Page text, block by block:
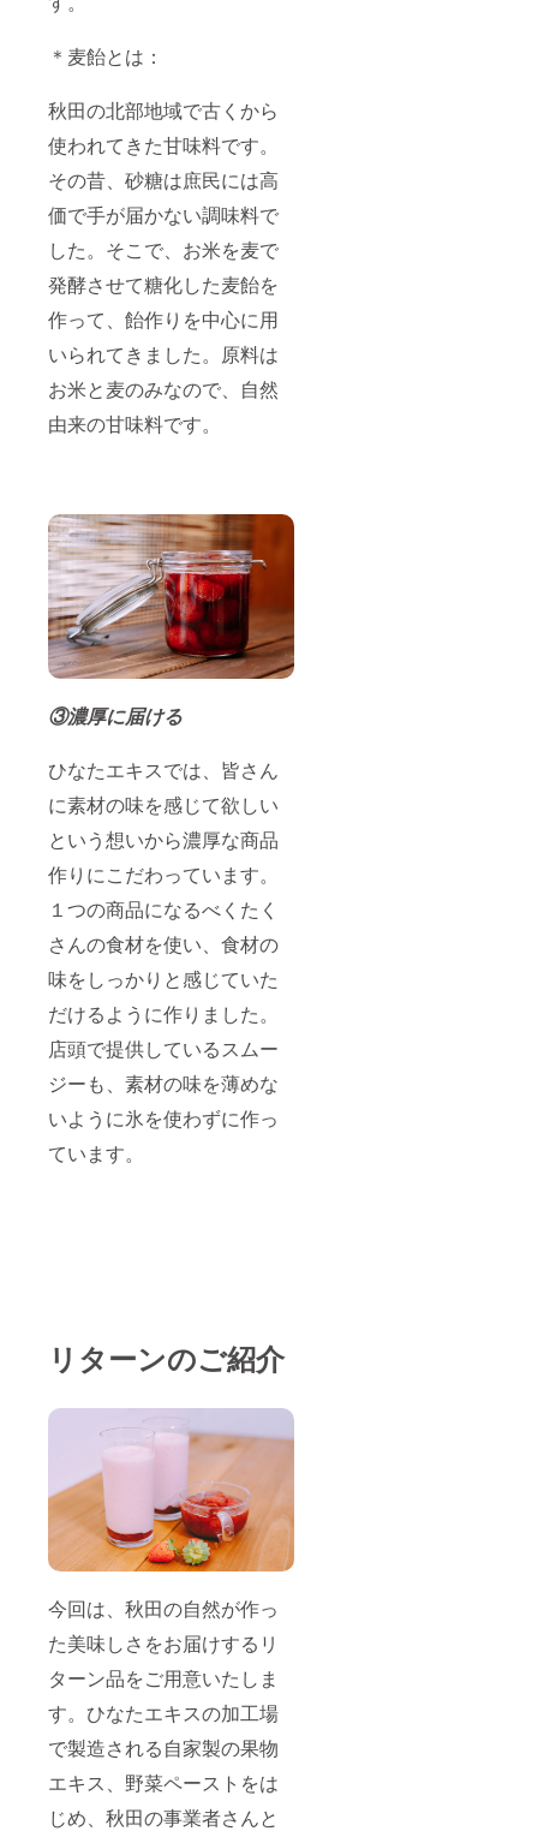
＊麦飴とは：
秋田の北部地域で古くから
使われてきた甘味料です。
その昔、砂糖は庶民には高
価で手が届かない調味料で
した。そこで、お米を麦で
発酵させて糖化した麦飴を
作って、飴作りを中心に用
いられてきました。原料は
お米と麦のみなので、自然
由来の甘味料です。
③濃厚に届ける
ひなたエキスでは、皆さん
に素材の味を感じて欲しい
という想いから濃厚な商品
作りにこだわっています。
１つの商品になるべくたく
さんの食材を使い、食材の
味をしっかりと感じていた
だけるように作りました。
店頭で提供しているスムー
ジーも、素材の味を薄めな
いように氷を使わずに作っ
ています。
リターンのご紹介
今回は、秋田の自然が作っ
た美味しさをお届けするリ
ターン品をご用意いたしま
す。ひなたエキスの加工場
で製造される自家製の果物
エキス、野菜ペーストをは
じめ、秋田の事業者さんと